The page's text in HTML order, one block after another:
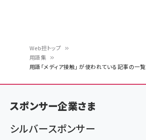
ン
く
ず
Web担トップ
用語集
用語「メディア接触」 が使われている記事の一覧
スポンサー企業さま
シルバースポンサー